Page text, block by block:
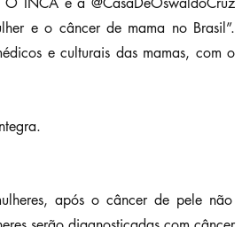
e o câncer de mama no Brasil”.
e culturais das mamas, com o
após o câncer de pele não